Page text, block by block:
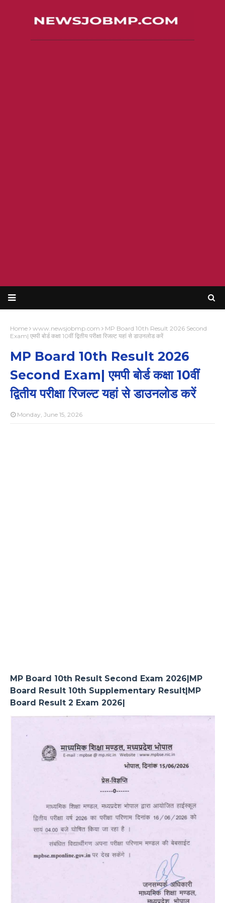
Home www.newsjobmp.com
MP Board 10th Result 2026 Second
Exam| एमपी बोर्ड कक्षा 10वीं द्वितीय परीक्षा रिजल्ट यहां से डाउनलोड करें
MP Board 10th Result 2026
Second Exam| एमपी बोर्ड कक्षा 10वीं
द्वितीय परीक्षा रिजल्ट यहां से डाउनलोड करें
Monday, June 15, 2026
MP Board 10th Result Second Exam 2026|MP
Board Result 10th Supplementary Result|MP
Board Result 2 Exam 2026|